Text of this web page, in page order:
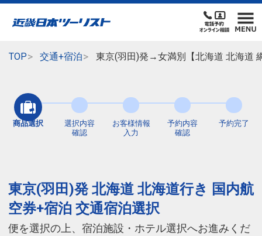
TOP 交通+宿泊 東京(羽田)発→女満別【北海道 北海道
商品選択
選択内容
確認
お客様情報
入力
予約内容
確認
予約完了
東京(羽田)発 北海道 北海道行き 国内航
空券+宿泊 交通宿泊選択
便を選択の上、宿泊施設・ホテル選択へお進みくだ